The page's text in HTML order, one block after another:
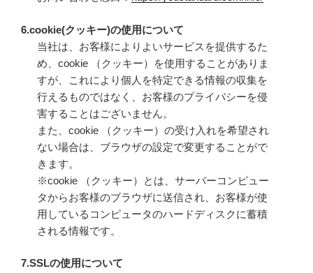
6.cookie(クッキー)の使用について
当社は、お客様によりよいサービスを提供するた
め、cookie （クッキー）を使用することがありま
すが、これにより個人を特定できる情報の収集を
行えるものではなく、お客様のプライバシーを侵
害することはございません。
また、cookie （クッキー）の受け入れを希望され
ない場合は、ブラウザの設定で変更することがで
きます。
※cookie （クッキー）とは、サーバーコンピュー
タからお客様のブラウザに送信され、お客様が使
用しているコンピュータのハードディスクに蓄積
される情報です。
7.SSLの使用について